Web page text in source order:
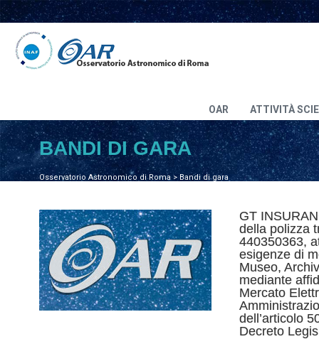
OAR ATTIVITÀ
Osservatorio Astronomico di Roma>Bandi di gara
BANDI DI GARA
GT
della polizza
440350363,
esigenze di
Museo,
mediante
Mercato
dell’articolo
Decreto